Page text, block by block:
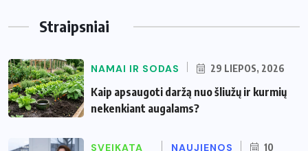
Straipsniai
NAMAI IR SODAS 29 LIEPOS, 2026
Kaip apsaugoti daržą nuo šliužų ir kurmių
nekenkiant augalams?
SVEIKATA NAUJIENOS 10